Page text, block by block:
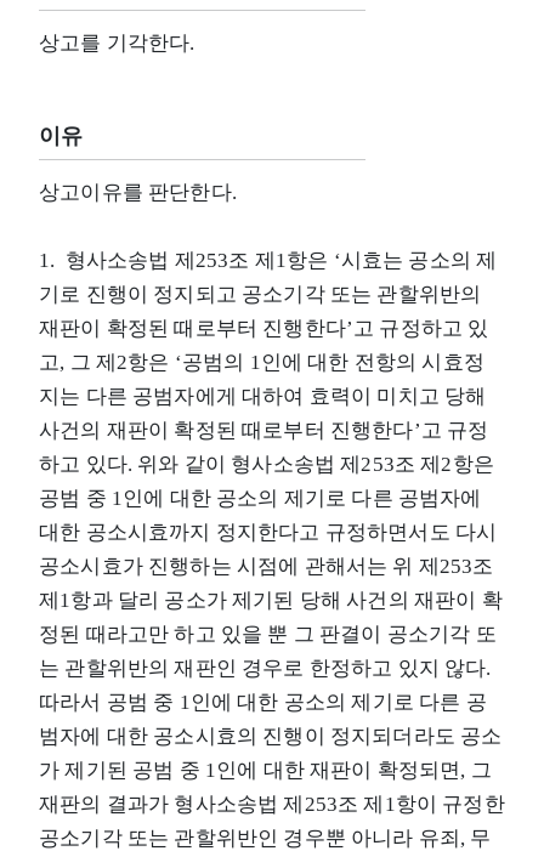
상고를 기각한다.
이유
상고이유를 판단한다.
1. 형사소송법 제253조 제1항은 ‘시효는 공소의 제
기로 진행이 정지되고 공소기각 또는 관할위반의
재판이 확정된 때로부터 진행한다’고 규정하고 있
고, 그 제2항은 ‘공범의 1인에 대한 전항의 시효정
지는 다른 공범자에게 대하여 효력이 미치고 당해
사건의 재판이 확정된 때로부터 진행한다’고 규정
하고 있다. 위와 같이 형사소송법 제253조 제2항은
공범 중 1인에 대한 공소의 제기로 다른 공범자에
대한 공소시효까지 정지한다고 규정하면서도 다시
공소시효가 진행하는 시점에 관해서는 위 제253조
제1항과 달리 공소가 제기된 당해 사건의 재판이 확
정된 때라고만 하고 있을 뿐 그 판결이 공소기각 또
는 관할위반의 재판인 경우로 한정하고 있지 않다.
따라서 공범 중 1인에 대한 공소의 제기로 다른 공
범자에 대한 공소시효의 진행이 정지되더라도 공소
가 제기된 공범 중 1인에 대한 재판이 확정되면, 그
재판의 결과가 형사소송법 제253조 제1항이 규정한
공소기각 또는 관할위반인 경우뿐 아니라 유죄, 무